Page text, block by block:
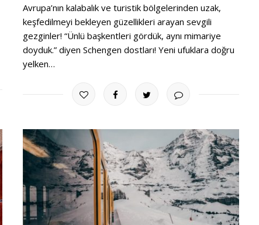
Avrupa’nın kalabalık ve turistik bölgelerinden uzak,
keşfedilmeyi bekleyen güzellikleri arayan sevgili
gezginler! “Ünlü başkentleri gördük, aynı mimariye
doyduk.” diyen Schengen dostları! Yeni ufuklara doğru
yelken…